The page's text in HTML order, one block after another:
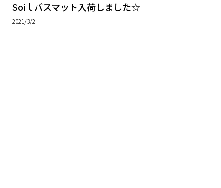
Soiｌバスマット入荷しました☆
2021/3/2